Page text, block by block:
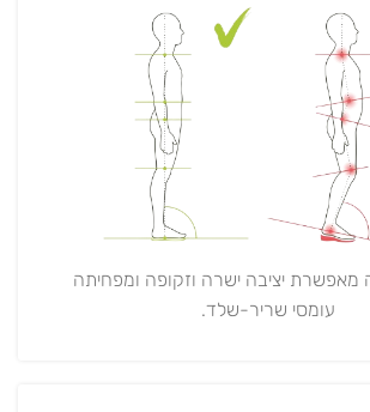
מאפשרת יציבה ישרה וזקופה ומפחיתה
עומסי שריר-שלד.